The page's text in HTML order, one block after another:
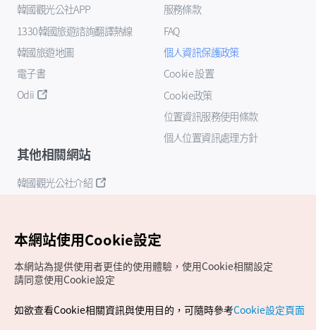
韓國觀光公社APP
1330韓國旅遊諮詢翻譯熱線
韓國旅遊地圖
電子書
Odii
服務條款
FAQ
個人資訊保護政策
Cookie 設置
Cookie政策
位置資訊服務使用條款
個人位置資訊處理方針
其他相關網站
韓國觀光公社介紹
Copyrights (c) 韓國觀光公社版權所有
本網站使用Cookie設定
本網站為提供使用者更佳的使用體驗，使用Cookie相關設定
請同意使用Cookie設定
如欲查看Cookie相關資訊與使用目的，可隨時參考Cookie設定頁面